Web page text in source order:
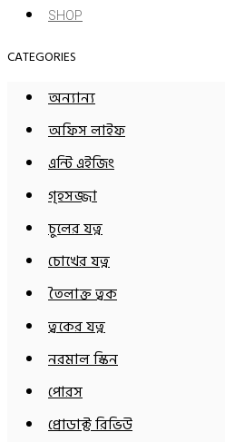
SHOP
CATEGORIES
অন্যান্য
অফিস লাইফ
এন্টি এইজিং
গৃহসজ্জা
চুলের যত্ন
চোখের যত্ন
তৈলাক্ত ত্বক
ত্বকের যত্ন
নরমাল স্কিন
পোরস
প্রোডাক্ট রিভিউ